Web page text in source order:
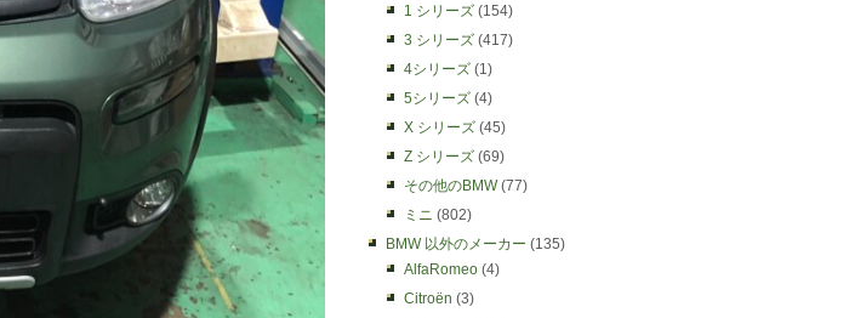
1 シリーズ (154)
3 シリーズ (417)
4シリーズ (1)
5シリーズ (4)
X シリーズ (45)
Z シリーズ (69)
その他のBMW(77)
ミニ (802)
BMW 以外のメーカー (135)
AlfaRomeo (4)
Citroën (3)